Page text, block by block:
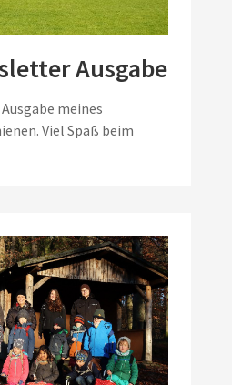
Ausgabe
meines
Viel Spaß beim